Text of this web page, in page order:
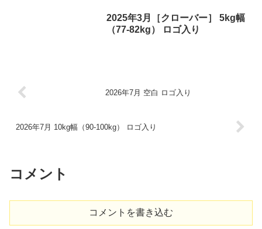
2025年3月［クローバー］ 5kg幅
（77-82kg） ロゴ入り
2026年7月 空白 ロゴ入り
2026年7月 10kg幅（90-100kg） ロゴ入り
コメント
コメントを書き込む